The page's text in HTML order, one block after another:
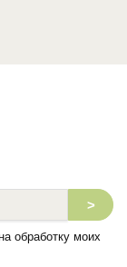
>
обработку моих